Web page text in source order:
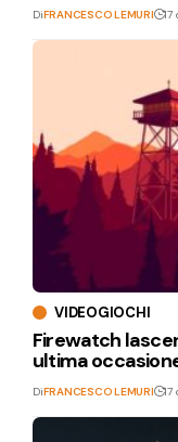
DiFRANCESCO LEMURI 17
VIDEOGIOCHI
Firewatch
ultima
DiFRANCESCO LEMURI 17